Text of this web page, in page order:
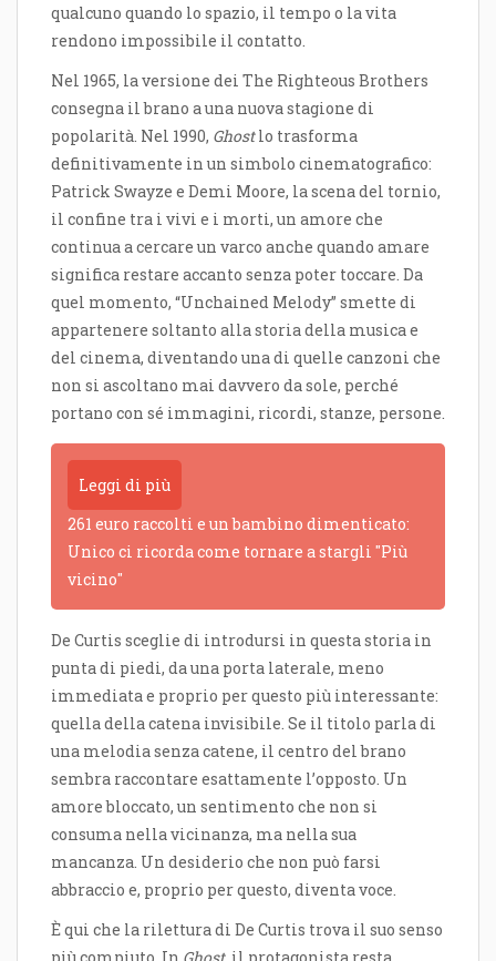
qualcuno quando lo spazio, il tempo o la vita
rendono impossibile il contatto.
Nel 1965, la versione dei The Righteous Brothers
consegna il brano a una nuova stagione di
popolarità. Nel 1990, Ghostlo trasforma
definitivamente in un simbolo cinematografico:
Patrick Swayze e Demi Moore, la scena del tornio,
il confine tra i vivi e i morti, un amore che
continua a cercare un varco anche quando amare
significa restare accanto senza poter toccare. Da
quel momento, “Unchained Melody” smette di
appartenere soltanto alla storia della musica e
del cinema, diventando una di quelle canzoni che
non si ascoltano mai davvero da sole, perché
portano con sé immagini, ricordi, stanze, persone.
Leggi di più
261 euro raccolti e un bambino dimenticato:
Unico ci ricorda come tornare a stargli "Più
vicino"
De Curtis sceglie di introdursi in questa storia in
punta di piedi, da una porta laterale, meno
immediata e proprio per questo più interessante:
quella della catena invisibile. Se il titolo parla di
una melodia senza catene, il centro del brano
sembra raccontare esattamente l’opposto. Un
amore bloccato, un sentimento che non si
consuma nella vicinanza, ma nella sua
mancanza. Un desiderio che non può farsi
abbraccio e, proprio per questo, diventa voce.
È qui che la rilettura di De Curtis trova il suo senso